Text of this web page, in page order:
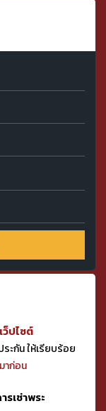
ว็ปไซต์
ะกัน ให้เรียบร้อย
าก่อน
เช่าพระ